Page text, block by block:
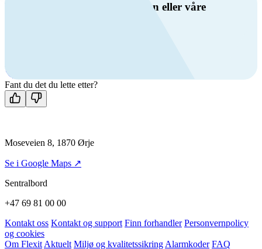
Har du spørsmål om ventilasjon eller våre
Kontakt oss
Fant du det du lette etter?
Moseveien 8, 1870 Ørje
Se i Google Maps ↗
Sentralbord
+47 69 81 00 00
Kontakt oss Kontakt og support Finn forhandler Personvernpolicy
og cookies
Om Flexit Aktuelt Miljø og kvalitetssikring Alarmkoder FAQ